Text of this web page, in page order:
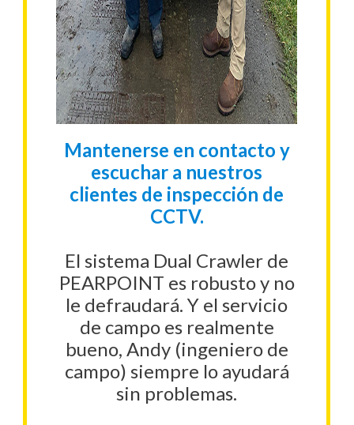
Mantenerse en contacto y
escuchar a nuestros
clientes de inspección de
CCTV.
El sistema Dual Crawler de
PEARPOINT es robusto y no
le defraudará. Y el servicio
de campo es realmente
bueno, Andy (ingeniero de
campo) siempre lo ayudará
sin problemas.